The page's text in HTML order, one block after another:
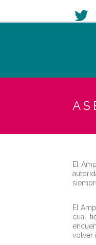
El
El
cual
volver